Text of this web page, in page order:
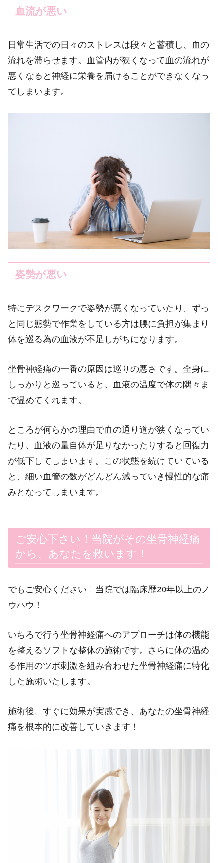
血流が悪い
日常生活での日々のストレスは段々と蓄積し、血の
流れを滞らせます。血管内が狭くなって血の流れが
悪くなると神経に栄養を届けることができなくなっ
てしまいます。
姿勢が悪い
特にデスクワークで姿勢が悪くなっていたり、ずっ
と同じ態勢で作業をしている方は腰に負担が集まり
体を巡る為の血液が不足しがちになります。
坐骨神経痛の一番の原因は巡りの悪さです。全身に
しっかりと巡っていると、血液の温度で体の隅々ま
で温めてくれます。
ところが何らかの理由で血の通り道が狭くなってい
たり、血液の量自体が足りなかったりすると回復力
が低下してしまいます。この状態を続けていている
と、細い血管の数がどんどん減っていき慢性的な痛
みとなってしまいます。
ご安心下さい！当院がその坐骨神経痛
から、あなたを救います！
でもご安心ください！当院では臨床歴20年以上のノ
ウハウ！
いちろで行う坐骨神経痛へのアプローチは体の機能
を整えるソフトな整体の施術です。さらに体の温め
る作用のツボ刺激を組み合わせた坐骨神経痛に特化
した施術いたします。
施術後、すぐに効果が実感でき、あなたの坐骨神経
痛を根本的に改善していきます！